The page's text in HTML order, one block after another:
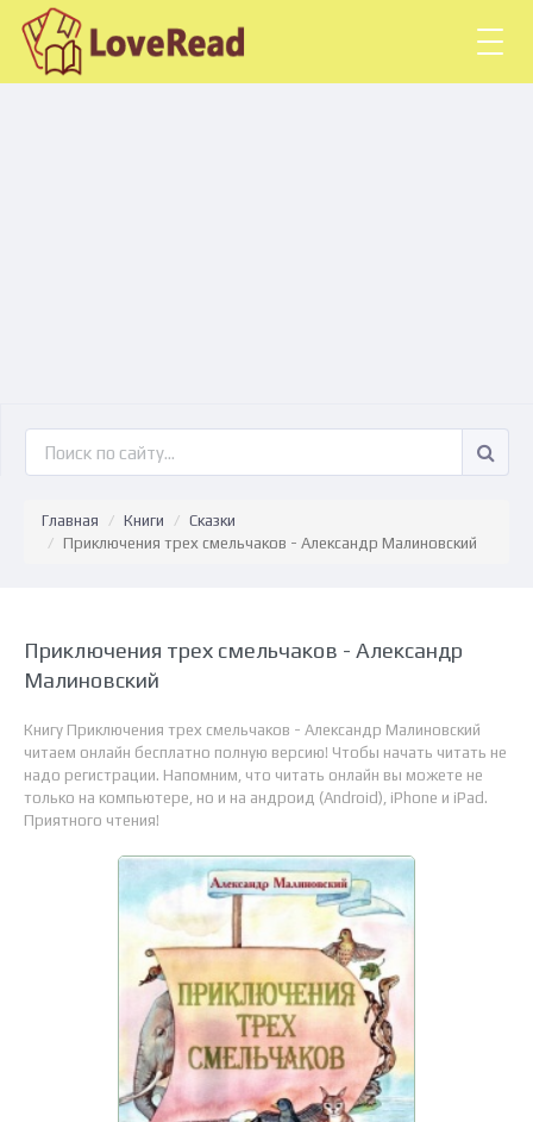
Главная Книги
Сказки
Приключения трех смельчаков - Александр Малиновский
Приключения трех смельчаков - Александр
Малиновский
Книгу Приключения трех смельчаков - Александр Малиновский
читаем онлайн бесплатно полную версию! Чтобы начать читать не
надо регистрации. Напомним, что читать онлайн вы можете не
только на компьютере, но и на андроид (Android), iPhone и iPad.
Приятного чтения!